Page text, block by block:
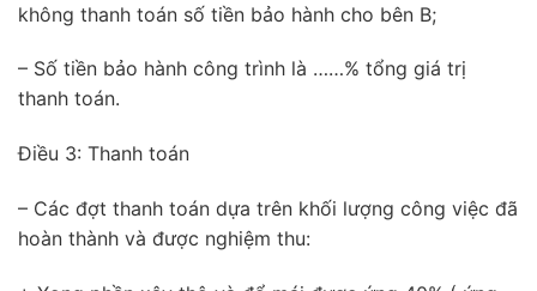
không thanh toán số tiền bảo hành cho bên B;
– Số tiền bảo hành công trình là ……% tổng giá trị
thanh toán.
Điều 3: Thanh toán
– Các đợt thanh toán dựa trên khối lượng công việc đã
hoàn thành và được nghiệm thu: